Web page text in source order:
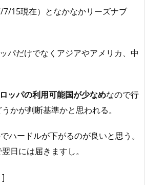
7/15現在）となかなかリーズナブ
パだけでなくアジアやアメリカ、中
ッパの利用可能国が少なめなので行
かが判断基準かと思われる。
ハードルが下がるのが良いと思う。
日には届きますし。